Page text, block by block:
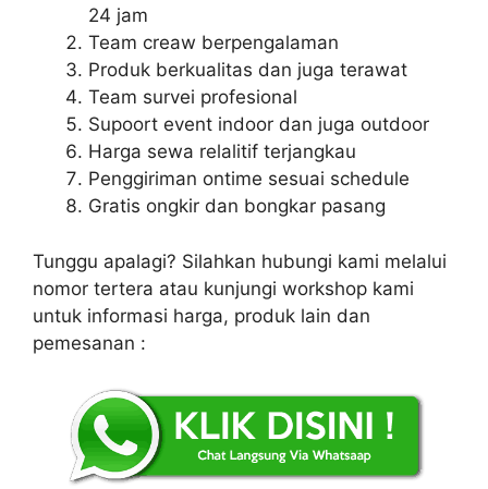
24 jam
Team creaw berpengalaman
Produk berkualitas dan juga terawat
Team survei profesional
Supoort event indoor dan juga outdoor
Harga sewa relalitif terjangkau
Penggiriman ontime sesuai schedule
Gratis ongkir dan bongkar pasang
Tunggu apalagi? Silahkan hubungi kami melalui
nomor tertera atau kunjungi workshop kami
untuk informasi harga, produk lain dan
pemesanan :